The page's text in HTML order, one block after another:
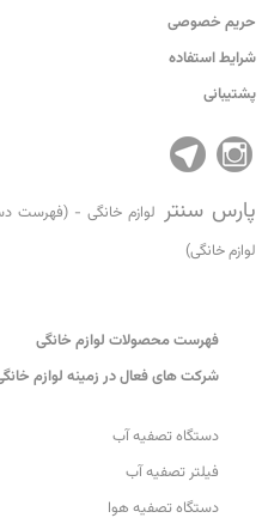
حریم خصوصی
شرایط استفاده
پشتیبانی
پارس سنتر لوازم خانگی - (فهرست
لوازم خانگی)
فهرست محصولات لوازم خانگی
شرکت های فعال در زمینه لوازم
دستگاه تصفیه آب
فیلتر تصفیه آب
دستگاه تصفیه هوا